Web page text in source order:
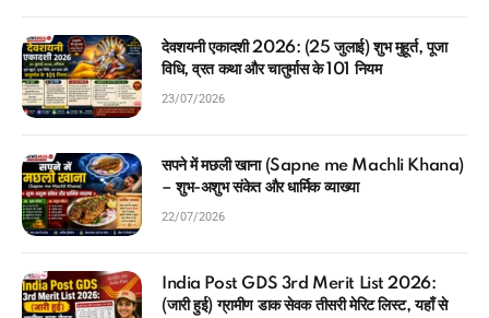
देवशयनी एकादशी 2026: (25 जुलाई) शुभ मुहूर्त, पूजा
विधि, व्रत कथा और चातुर्मास के 101 नियम
23/07/2026
सपने में मछली खाना (Sapne me Machli Khana)
– शुभ-अशुभ संकेत और धार्मिक व्याख्या
22/07/2026
India Post GDS 3rd Merit List 2026:
(जारी हुई) ग्रामीण डाक सेवक तीसरी मेरिट लिस्ट, यहाँ से